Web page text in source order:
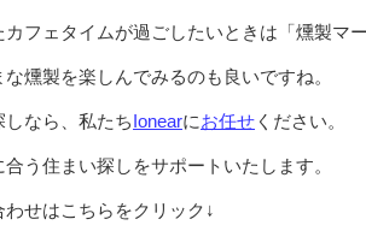
カフェタイムが過ごしたいときは「燻製マ
燻製を楽しんでみるのも良いですね。
なら、私たちIonearにお任せ ください。
う住まい探しをサポートいたします。
せはこちらをクリック↓